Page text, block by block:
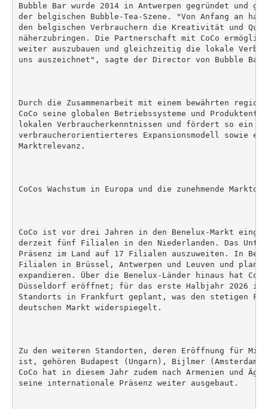
Bubble Bar wurde 2014 in Antwerpen gegründet und
der belgischen Bubble-Tea-Szene. "Von Anfang an
den belgischen Verbrauchern die Kreativität und
näherzubringen. Die Partnerschaft mit CoCo
weiter auszubauen und gleichzeitig die lokale
uns auszeichnet", sagte der Director von Bubble Bar.
Durch die Zusammenarbeit mit einem bewährten
CoCo seine globalen Betriebssysteme und
lokalen Verbraucherkenntnissen und fördert so ein
verbraucherorientierteres Expansionsmodell sowie
Marktrelevanz.
CoCos Wachstum in Europa und die zunehmende
CoCo ist vor drei Jahren in den Benelux-Markt
derzeit fünf Filialen in den Niederlanden. Das
Präsenz im Land auf 17 Filialen auszuweiten. In
Filialen in Brüssel, Antwerpen und Leuven und
expandieren. Über die Benelux-Länder hinaus hat
Düsseldorf eröffnet; für das erste Halbjahr 2026
Standorts in Frankfurt geplant, was den stetigen
deutschen Markt widerspiegelt.
Zu den weiteren Standorten, deren Eröffnung für
ist, gehören Budapest (Ungarn), Bijlmer (Amsterdam)
CoCo hat in diesem Jahr zudem nach Armenien und
seine internationale Präsenz weiter ausgebaut.